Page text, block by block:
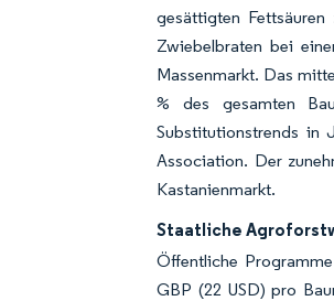
gesättigten
Zwiebelbraten bei
Massenmarkt. Das
% des gesamten
Substitutionstrends in
Association. Der
Kastanienmarkt.
Staatliche
Öffentliche
GBP (22 USD) pro